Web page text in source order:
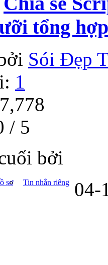
tổng
Sói Đẹp
1
/ 5
bởi
sơ
Tin nhắn riêng 04-